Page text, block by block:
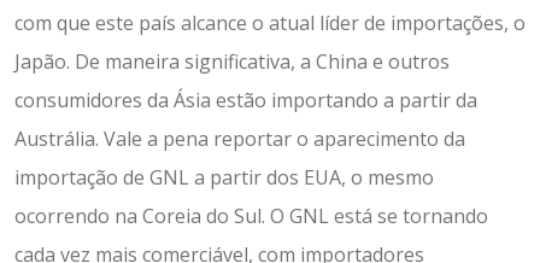
com que este país alcance o atual líder de importações, o
Japão. De maneira significativa, a China e outros
consumidores da Ásia estão importando a partir da
Austrália. Vale a pena reportar o aparecimento da
importação de GNL a partir dos EUA, o mesmo
ocorrendo na Coreia do Sul. O GNL está se tornando
cada vez mais comerciável, com importadores